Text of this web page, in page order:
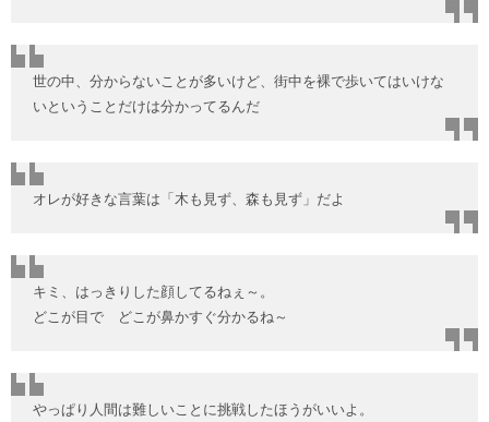
世の中、分からないことが多いけど、街中を裸で歩いてはいけな
いということだけは分かってるんだ
オレが好きな言葉は「木も見ず、森も見ず」だよ
キミ、はっきりした顔してるねぇ～。
どこが目で どこが鼻かすぐ分かるね～
やっぱり人間は難しいことに挑戦したほうがいいよ。